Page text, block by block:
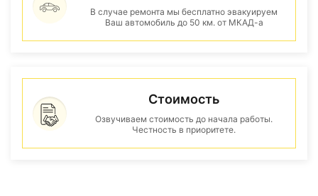
В случае ремонта мы бесплатно эвакуируем
Ваш автомобиль до 50 км. от МКАД-а
Стоимость
Озвучиваем стоимость до начала работы.
Честность в приоритете.